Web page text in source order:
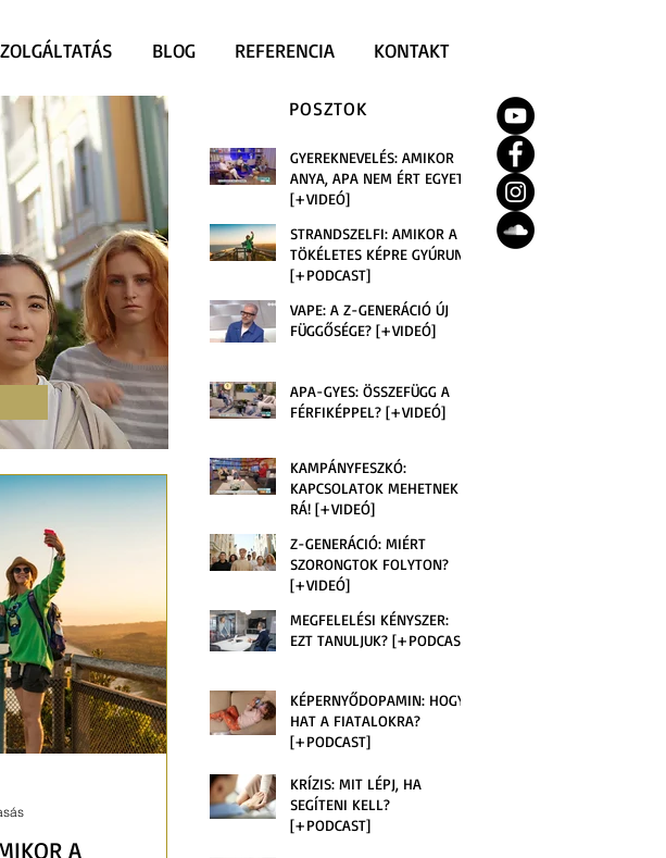
BLOG REFERENCIA KONTAKT
A
POSZTOK
GYEREKNEVELÉS: AMIKOR
ANYA, APA NEM ÉRT EGYET
[+VIDEÓ]
STRANDSZELFI: AMIKOR A
TÖKÉLETES KÉPRE GYÚRUNK
[+PODCAST]
VAPE: A Z-GENERÁCIÓ ÚJ
FÜGGŐSÉGE? [+VIDEÓ]
APA-GYES: ÖSSZEFÜGG A
FÉRFIKÉPPEL? [+VIDEÓ]
KAMPÁNYFESZKÓ:
KAPCSOLATOK MEHETNEK
RÁ! [+VIDEÓ]
Z-GENERÁCIÓ: MIÉRT
SZORONGTOK FOLYTON?
[+VIDEÓ]
MEGFELELÉSI KÉNYSZER:
EZT TANULJUK? [+PODCAST]
KÉPERNYŐDOPAMIN: HOGY
HAT A FIATALOKRA?
[+PODCAST]
KRÍZIS: MIT LÉPJ, HA
SEGÍTENI KELL?
[+PODCAST]